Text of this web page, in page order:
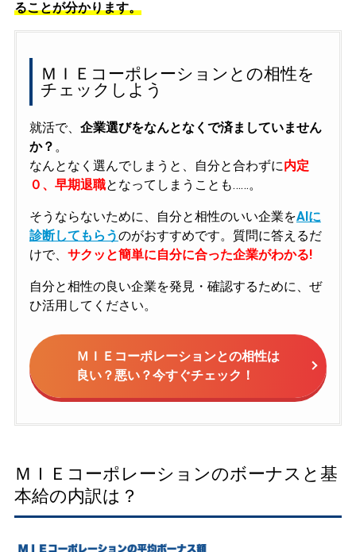
ることが分かります。
ＭＩＥコーポレーションとの相性を
チェックしよう
就活で、 企業選びをなんとなくで済ましていません
か？ 。
なんとなく選んでしまうと、自分と合わずに内定
０、早期退職となってしまうことも……。
そうならないために、自分と相性のいい企業をAIに
診断してもらうのがおすすめです。質問に答えるだ
けで、 サクッと簡単に自分に合った企業がわかる!
自分と相性の良い企業を発見・確認するために、ぜ
ひ活用してください。
ＭＩＥコーポレーションとの相性は
良い？悪い？今すぐチェック！
ＭＩＥコーポレーションのボーナスと基
本給の内訳は？